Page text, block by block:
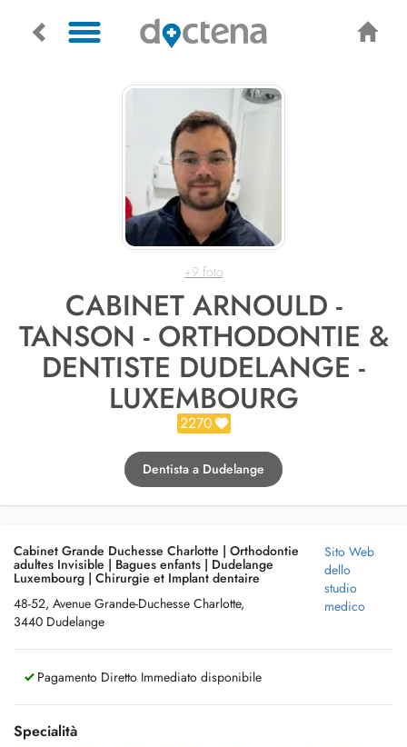
+9 foto
CABINET ARNOULD -
TANSON - ORTHODONTIE &
DENTISTE DUDELANGE -
LUXEMBOURG
2270
Dentista a Dudelange
Cabinet Grande Duchesse Charlotte | Orthodontie
adultes Invisible | Bagues enfants | Dudelange
Luxembourg | Chirurgie et Implant dentaire
48-52, Avenue Grande-Duchesse Charlotte,
3440 Dudelange
Sito Web
dello
studio
medico
Pagamento Diretto Immediato disponibile
Specialità